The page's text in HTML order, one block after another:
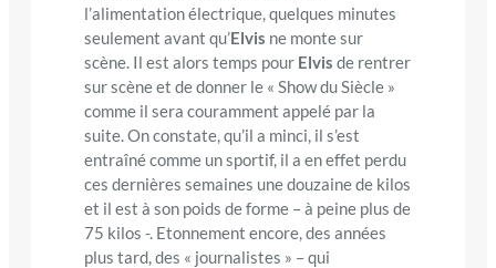
l’alimentation électrique, quelques minutes
seulement avant qu’Elvis ne monte sur
scène. Il est alors temps pour Elvisde rentrer
sur scène et de donner le « Show du Siècle »
comme il sera couramment appelé par la
suite. On constate, qu’il a minci, il s’est
entraîné comme un sportif, il a en effet perdu
ces dernières semaines une douzaine de kilos
et il est à son poids de forme – à peine plus de
75 kilos -. Etonnement encore, des années
plus tard, des « journalistes » – qui